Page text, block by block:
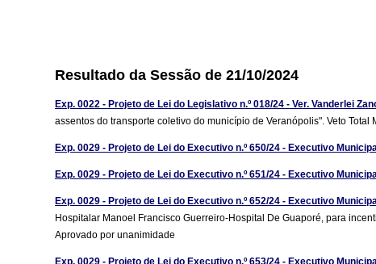
Resultado da Sessão de 21/10/2024
Exp. 0022 - Projeto de Lei do Legislativo n.º 018/24 - Ver. Vanderlei
assentos do transporte coletivo do município de Veranópolis". Veto Total
Exp. 0029 - Projeto de Lei do Executivo n.º 650/24 - Executivo
Exp. 0029 - Projeto de Lei do Executivo n.º 651/24 - Executivo
Exp. 0029 - Projeto de Lei do Executivo n.º 652/24 - Executivo
Hospitalar Manoel Francisco Guerreiro-Hospital De Guaporé, para
Aprovado por unanimidade
Exp. 0029 - Projeto de Lei do Executivo n.º 653/24 - Executivo